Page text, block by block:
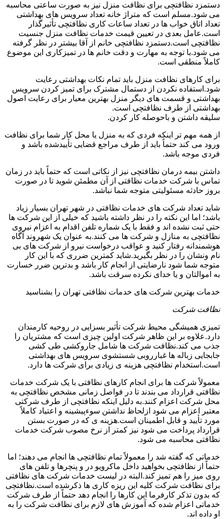
دستمزد نظافتچی برای نظافت منزل نیز به صورت ساعتی محاسبه
می شود.مسلم است که متراژ خانه تعداد سرویس های بهداشتی
تعداد اتاق خواب ها در تعداد ساعات کاری نظافتچی تأثیرگذار
است.عامل بعدی در تعیین قیمت خدمات نظافت منزل جنسیت
نظافتچی است.دستمزد نظافتچی خانم از آقا بیشتر در نظر گرفته
می شود.با توجه به مهارت و دقت خانم ها در تمیزکاری این موضوع
کاملاً منطقی است.
برای کارهای نظافت منزل باید تمام نکات بهداشتی رعایت
شود.استفاده نکردن از دستمال مشترک برای تمیز کردن سرویس
بهداشتی و قسمت های دیگر منزل بهترین معیار برای رعایت اصول
بهداشتی از طرف نظافتچی است.
سلیقه داشتن و باحوصله کار کردن.
از همه مهم تر اینکه فردی که به منزل یا محل کار شما برای نظافت
ورود می کند حتماً باید از طرف مراجع قضایی تأییدشده باشد و
فردی موجه باشد.
داشتن بیمه درمان نظافتچی نیز از نکاتی است که حتماً باید در زمان
تماس با شرکت خدمات نظافتی از آن مطمئن شوید تا در صورت
بروز حادثه مسئولیتی متوجه شما نباشد.
شاید تعداد شرکت های خدمات نظافتی در شهر تهران بسیار زیاد
باشد؛ اما این نکته را در نظر داشته باشید که خیلی از این شرکت ها
حتی ثبت نشده اند و فقط با یک شماره تلفن اقدام به اعزام نیروی
نظافتچی به منازل و شرکت ها می کنند.به عنوان یک شهروند آگاه
هوشمندانه رفتار کنید و عواقب درخواست نیرو از شرکت های بی
نام ونشان را در نظر بگیرید.شاید کمترین ضرری که با این کار
متوجه شما شود نارضایتی از انجام کار باشد و بدترین ضرر خسارت
به اموالتان و یا خدای نکرده سرقت باشد.
خدمات بهترین شرکت های خدمات نظافتی تهران را بشناسید
نظافت شرکت
تمیزی همیشگی محیط شرکت تأثیر بسزایی در روحیه کارمندان
دارد.علاوه بر این ظاهر شرکت اولین چیزی است که مشتریان را
جذب می کند.نظافت شرکت ها شامل جاروکشی طی کشی
جابجایی زباله ها غبارروبی شستشوی سرویس های بهداشتی
است.استخدام نظافتچی هزینه ی زیادی برای شرکت ها دارد.
معمولاً شرکت ها برای انجام کارهای نظافتی با یک شرکت خدمات
نظافتی قرارداد می بندند تا در فواصل زمانی مشخص نظافتچی به
محل شرکت اعزام کنند.به دلیل اینکه نظافتچی از طرف شرکتی
معتبر اعزام می شود ازلحاظ نداشتن سوءپیشینه و اعتیاد کاملاً
مورد تأیید و قابل اطمینان است.هزینه ی که در صورت بستن
قرارداد پرداخت می شود نیز کمتر از نرخ مصوب شرکت خدمات
نظافتی محاسبه می شود.
خدماتی که گفته شد را معمولاً تمام نظافتچی ها انجام می دهند؛ اما
حتماً از نظافتچی بخواهید داخل ماکرویو در و پنچرها و تلفن های
روی میز را هم تمیز کند.البته در لیست خدمات شرکت های نظافتی
برای نظافت شرکت کلیه این ریزه کاری ها ذکرشده است.نظافتچی
که بدون تذکر کارفرما این کارها را انجام دهد حتماً از طرف شرکت
خدماتی اعزام شده که آموزش های لازم برای نظافت شرکت را به
او داده اند.